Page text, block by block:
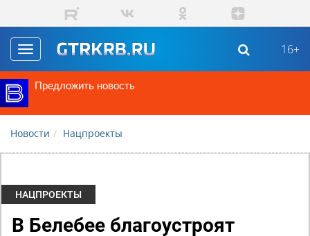
Перейти к основному содержанию
Toggle
navigation
16+
Предложить новость
Новости Нацпроекты
НАЦПРОЕКТЫ
В Белебее благоустроят